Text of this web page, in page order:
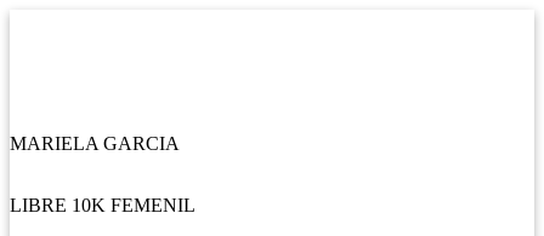
MARIELA GARCIA
LIBRE 10K FEMENIL